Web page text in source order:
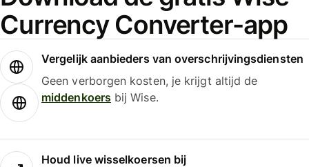
Currency Converter-app
Vergelijk aanbieders van overschrijvingsdiensten
Geen verborgen kosten, je krijgt altijd de
middenkoersbij Wise.
Houd live wisselkoersen bij